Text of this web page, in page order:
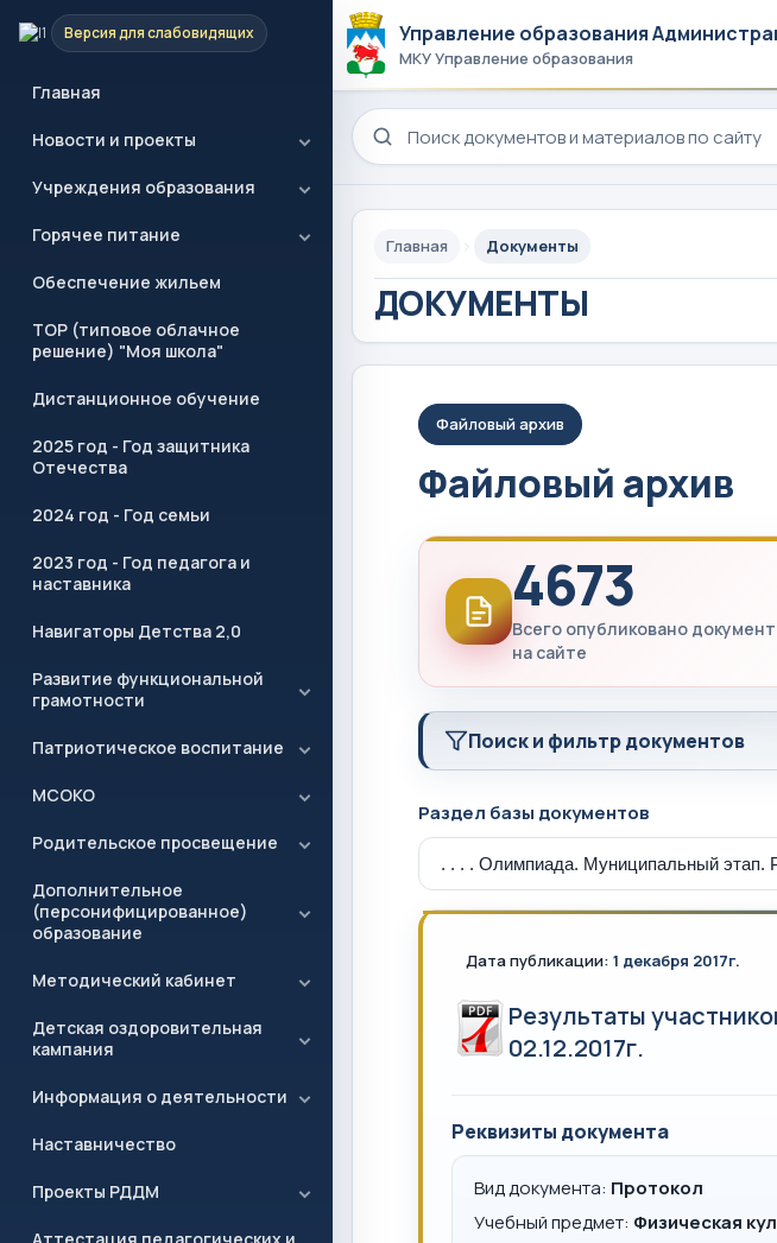
Версия для слабовидящих
Главная
Новости и проекты
Учреждения образования
Горячее питание
Обеспечение жильем
ТОР (типовое облачное
решение) "Моя школа"
Дистанционное обучение
2025 год - Год защитника
Отечества
2024 год - Год семьи
2023 год - Год педагога и
наставника
Навигаторы Детства 2,0
Развитие функциональной
грамотности
Патриотическое воспитание
МСОКО
Родительское просвещение
Дополнительное
(персонифицированное)
образование
Методический кабинет
Детская оздоровительная
кампания
Информация о деятельности
Наставничество
Проекты РДДМ
Управление образования
МКУ Управление образования
Поиск по сайту
Главная Документы
ДОКУМЕНТЫ
Файловый архив
Файловый архив
4673
Всего опубликовано
на сайте
Поиск и фильтр документов
Раздел базы документов
Дата публикации: 1 декабря 2017г.
Результаты
02.12.2017г.
Реквизиты документа
Вид документа: Протокол
Учебный предмет: Физическая